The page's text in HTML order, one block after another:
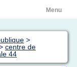
Menu
>
centre de
44